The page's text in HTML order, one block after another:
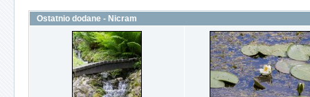
Ostatnio dodane - Nicram